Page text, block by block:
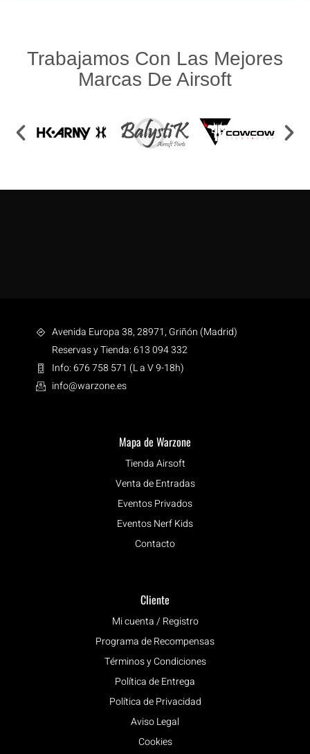
Trabajamos Con Las Mejores
Marcas De Airsoft
Avenida Europa 38, 28971, Griñón (Madrid)
Reservas y Tienda: 613 094 332
Info: 676 758 571 (L a V 9-18h)
info@warzone.es
Mapa de Warzone
Tienda Airsoft
Venta de Entradas
Eventos Privados
Eventos Nerf Kids
Contacto
Cliente
Mi cuenta / Registro
Programa de Recompensas
Términos y Condiciones
Política de Entrega
Política de Privacidad
Aviso Legal
Cookies